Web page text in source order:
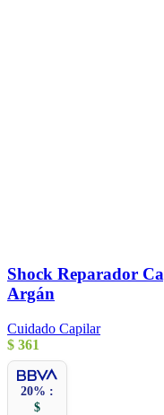
Shock Reparador
Argán
Cuidado Capilar
$ 361
20% :
$